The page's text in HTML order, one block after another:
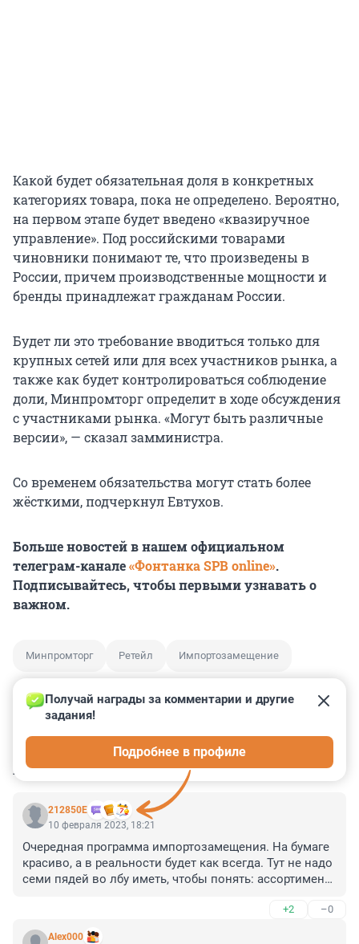
Какой будет обязательная доля в конкретных
категориях товара, пока не определено. Вероятно,
на первом этапе будет введено «квазиручное
управление». Под российскими товарами
чиновники понимают те, что произведены в
России, причем производственные мощности и
бренды принадлежат гражданам России.
Будет ли это требование вводиться только для
крупных сетей или для всех участников рынка, а
также как будет контролироваться соблюдение
доли, Минпромторг определит в ходе обсуждения
с участниками рынка. «Могут быть различные
версии», — сказал замминистра.
Со временем обязательства могут стать более
жёсткими, подчеркнул Евтухов.
Больше новостей в нашем официальном
телеграм-канале«Фонтанка SPB online».
Подписывайтесь, чтобы первыми узнавать о
важном.
Минпромторг Ретейл Импортозамещение
КОММЕНТАРИИ 49
212850Е
Получай награды за комментарии и другие
задания!
Подробнее в профиле
10 февраля 2023, 18:21
Очередная программа импортозамещения. На бумаге
красиво, а в реальности будет как всегда. Тут не надо
семи пядей во лбу иметь, чтобы понять: ассортимент
закономерное следствие отсутствия конкуренции.
+2 –0
Alex000